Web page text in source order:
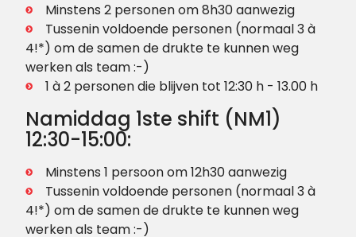
Minstens 2 personen om 8h30 aanwezig
Tussenin voldoende personen (normaal 3 à
4!*) om de samen de drukte te kunnen weg
werken als team :-)
1 à 2 personen die blijven tot 12:30 h - 13.00 h
Namiddag 1ste shift (NM1)
12:30-15:00:
Minstens 1 persoon om 12h30 aanwezig
Tussenin voldoende personen (normaal 3 à
4!*) om de samen de drukte te kunnen weg
werken als team :-)